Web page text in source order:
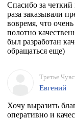
Спасибо за
раза заказывали
вовремя, что
полотно
был разработан
обращаться еще)
Третье
Евгений
Хочу выразить
оперативно и